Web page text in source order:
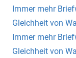
Immer mehr
Gleichheit von
Immer mehr
Gleichheit von